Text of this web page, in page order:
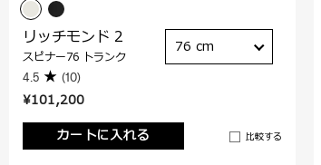
¥101,200
カートに入れる
比較する
リッチモンド 2
スピナー76 トランク
4.5 (10)
76 cm